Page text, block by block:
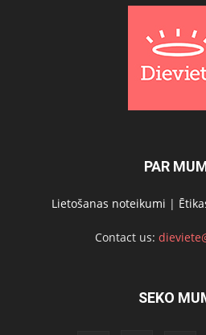
PAR
Lietošanas noteikumi |
Contact us:
SEKO